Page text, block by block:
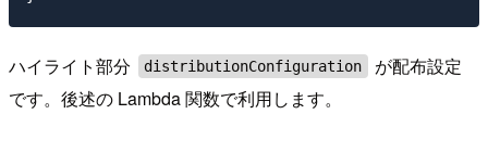
ハイライト部分 distributionConfiguration
が配布設定
です。後述の Lambda 関数で利用します。